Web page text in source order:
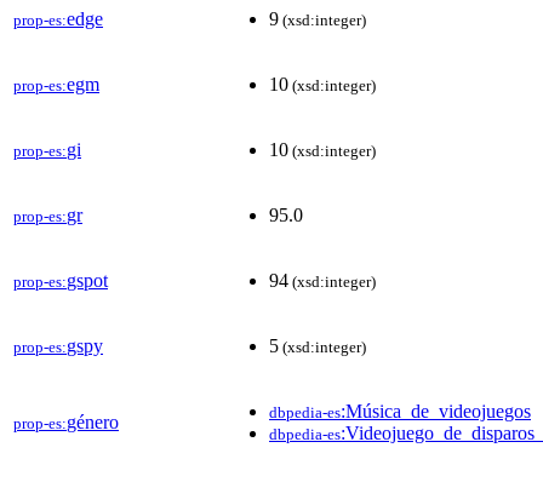
prop-es:edge 9 (xsd:integer)
prop-es:egm 10 (xsd:integer)
prop-es:gi 10 (xsd:integer)
prop-es:gr 95.0
prop-es:gspot 94 (xsd:integer)
prop-es:gspy 5 (xsd:integer)
prop-es:género dbpedia-es:Música_de_videojuegos
dbpedia-es